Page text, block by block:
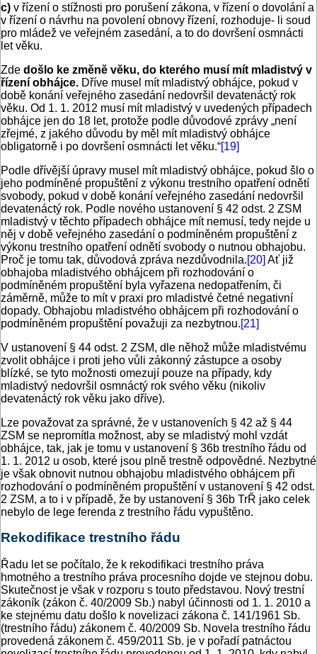
c) v řízení o stížnosti pro porušení zákona, v řízení o dovolání a
v řízení o návrhu na povolení obnovy řízení, rozhoduje- li soud
pro mládež ve veřejném zasedání, a to do dovršení osmnácti
let věku.
Zde došlo ke změně věku, do kterého musí mít mladistvý v
řízení obhájce. Dříve musel mít mladistvý obhájce, pokud v
době konání veřejného zasedání nedovršil devatenáctý rok
věku. Od 1. 1. 2012 musí mít mladistvý v uvedených případech
obhájce jen do 18 let, protože podle důvodové zprávy „není
zřejmé, z jakého důvodu by měl mít mladistvý obhájce
obligatorně i po dovršení osmnácti let věku.“[19]
Podle dřívější úpravy musel mít mladistvý obhájce, pokud šlo o
jeho podmíněné propuštění z výkonu trestního opatření odnětí
svobody, pokud v době konání veřejného zasedání nedovršil
devatenáctý rok. Podle nového ustanovení § 42 odst. 2 ZSM
mladistvý v těchto případech obhájce mít nemusí, tedy nejde u
něj v době veřejného zasedání o podmíněném propuštění z
výkonu trestního opatření odnětí svobody o nutnou obhajobu.
Proč je tomu tak, důvodová zpráva nezdůvodnila.[20] Ať již
obhajoba mladistvého obhájcem při rozhodování o
podmíněném propuštění byla vyřazena nedopatřením, či
záměrně, může to mít v praxi pro mladistvé četné negativní
dopady. Obhajobu mladistvého obhájcem při rozhodování o
podmíněném propuštění považuji za nezbytnou.[21]
V ustanovení § 44 odst. 2 ZSM, dle něhož může mladistvému
zvolit obhájce i proti jeho vůli zákonný zástupce a osoby
blízké, se tyto možnosti omezují pouze na případy, kdy
mladistvý nedovršil osmnáctý rok svého věku (nikoliv
devatenáctý rok věku jako dříve).
Lze považovat za správné, že v ustanoveních § 42 až § 44
ZSM se nepromítla možnost, aby se mladistvý mohl vzdát
obhájce, tak, jak je tomu v ustanovení § 36b trestního řádu od
1. 1. 2012 u osob, které jsou plně trestně odpovědné. Nezbytné
je však obnovit nutnou obhajobu mladistvého obhájcem při
rozhodování o podmíněném propuštění v ustanovení § 42 odst.
2 ZSM, a to i v případě, že by ustanovení § 36b TrŘ jako celek
nebylo de lege ferenda z trestního řádu vypuštěno.
Rekodifikace trestního řádu
Řadu let se počítalo, že k rekodifikaci trestního práva
hmotného a trestního práva procesního dojde ve stejnou dobu.
Skutečnost je však v rozporu s touto představou. Nový trestní
zákoník (zákon č. 40/2009 Sb.) nabyl účinnosti od 1. 1. 2010 a
ke stejnému datu došlo k novelizaci zákona č. 141/1961 Sb.
(trestního řádu) zákonem č. 40/2009 Sb. Novela trestního řádu
provedená zákonem č. 459/2011 Sb. je v pořadí patnáctou